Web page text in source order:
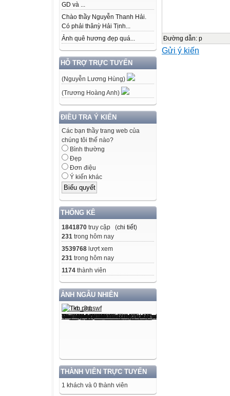
GD và ...
Chào thầy Nguyễn Thanh Hải.
Có phải thânỳ Hải Tịnh...
Ảnh quê hương đẹp quá...
HỖ TRỢ TRỰC TUYẾN
(Nguyễn Lương Hùng)
(Trương Hoàng Anh)
ĐIỀU TRA Ý KIẾN
Các bạn thầy trang web của
chúng tôi thế nào?
Bình thường
Đẹp
Đơn điệu
Ý kiến khác
THỐNG KÊ
1841870 truy cập (chi tiết)
231 trong hôm nay
3539768 lượt xem
231 trong hôm nay
1174 thành viên
ẢNH NGẪU NHIÊN
THÀNH VIÊN TRỰC TUYẾN
1 khách và 0 thành viên
Số liền trước
1
Đường dẫn: p
Gửi ý kiến